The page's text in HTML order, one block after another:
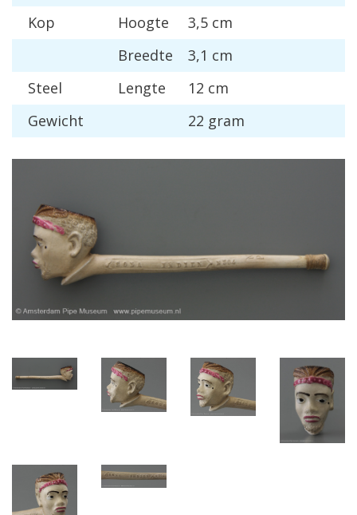
Kop
Hoogte
3,5 cm
Breedte
3,1 cm
Steel
Lengte
12 cm
Gewicht
22 gram